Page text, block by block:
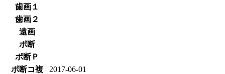
歯画１
歯画２
遠画
ポ断
ポ断Ｐ
ポ断コ複
2017-06-01